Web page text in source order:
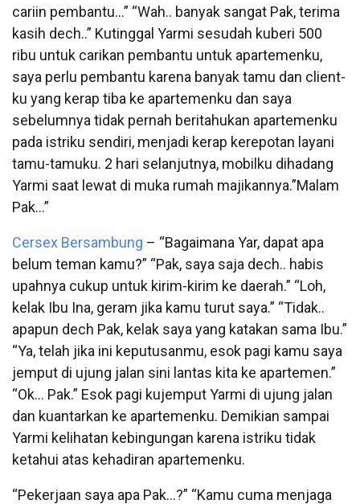
cariin pembantu…” “Wah.. banyak sangat Pak, terima
kasih dech..” Kutinggal Yarmi sesudah kuberi 500
ribu untuk carikan pembantu untuk apartemenku,
saya perlu pembantu karena banyak tamu dan client-
ku yang kerap tiba ke apartemenku dan saya
sebelumnya tidak pernah beritahukan apartemenku
pada istriku sendiri, menjadi kerap kerepotan layani
tamu-tamuku. 2 hari selanjutnya, mobilku dihadang
Yarmi saat lewat di muka rumah majikannya.”Malam
Pak…”
Cersex Bersambung – “Bagaimana Yar, dapat apa
belum teman kamu?” “Pak, saya saja dech.. habis
upahnya cukup untuk kirim-kirim ke daerah.” “Loh,
kelak Ibu Ina, geram jika kamu turut saya.” “Tidak..
apapun dech Pak, kelak saya yang katakan sama Ibu.”
“Ya, telah jika ini keputusanmu, esok pagi kamu saya
jemput di ujung jalan sini lantas kita ke apartemen.”
“Ok… Pak.” Esok pagi kujemput Yarmi di ujung jalan
dan kuantarkan ke apartemenku. Demikian sampai
Yarmi kelihatan kebingungan karena istriku tidak
ketahui atas kehadiran apartemenku.
“Pekerjaan saya apa Pak…?” “Kamu cuma menjaga